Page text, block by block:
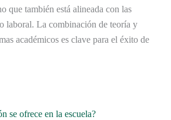
que también está alineada con las
laboral. La combinación de teoría y
académicos es clave para el éxito de
se ofrece en la escuela?